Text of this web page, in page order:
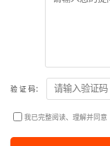
验 证 码：
我已完整阅读、理解并同意